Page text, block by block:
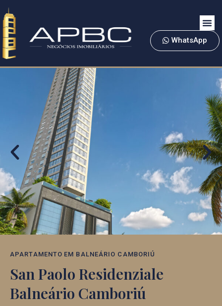
WhatsApp
APARTAMENTO EM BALNEÁRIO CAMBORIÚ
San Paolo Residenziale
Balneário Camboriú